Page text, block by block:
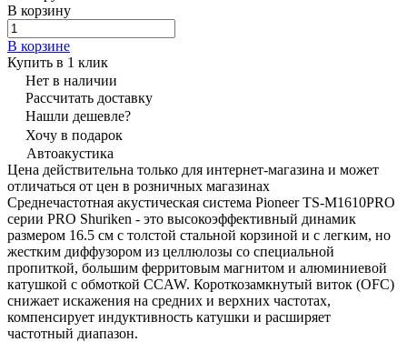
В корзину
В корзине
Купить в 1 клик
Нет в наличии
Рассчитать доставку
Нашли дешевле?
Хочу в подарок
Автоакустика
Цена действительна только для интернет-магазина и может
отличаться от цен в розничных магазинах
Среднечастотная акустическая система Pioneer TS-M1610PRO
серии PRO Shuriken - это высокоэффективный динамик
размером 16.5 см с толстой стальной корзиной и с легким, но
жестким диффузором из целлюлозы со специальной
пропиткой, большим ферритовым магнитом и алюминиевой
катушкой с обмоткой CCAW. Короткозамкнутый виток (OFC)
снижает искажения на средних и верхних частотах,
компенсирует индуктивность катушки и расширяет
частотный диапазон.